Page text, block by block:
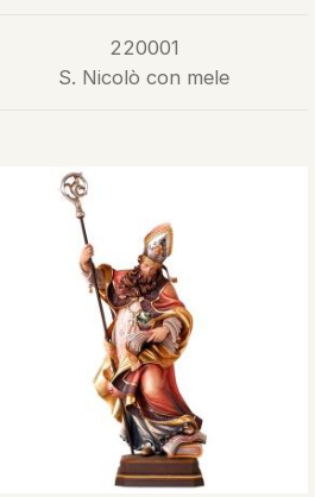
220001
S. Nicolò con mele